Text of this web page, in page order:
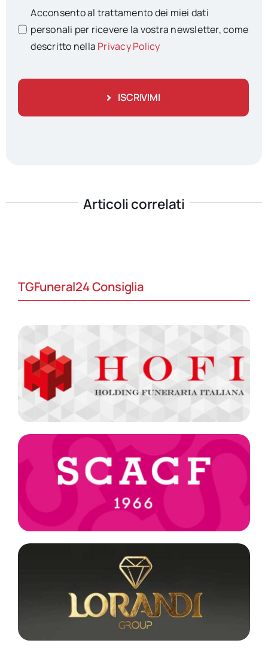
Acconsento al trattamento dei miei dati
personali per ricevere la vostra newsletter, come
descritto nella Privacy Policy
ISCRIVIMI
Articoli correlati
TGFuneral24 Consiglia